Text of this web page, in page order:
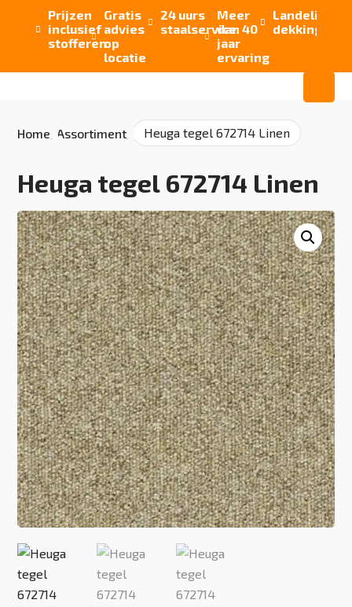

Prijzen
inclusief
stofferen

Gratis
advies
op
locatie

24 uurs
staalservice

Meer
dan 40
jaar
ervaring

Landelijke
dekking
Home Assortiment Heuga tegel 672714 Linen
Heuga tegel 672714 Linen